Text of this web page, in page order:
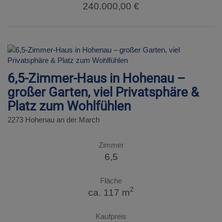
240.000,00 €
6,5-Zimmer-Haus in Hohenau –
großer Garten, viel Privatsphäre &
Platz zum Wohlfühlen
2273 Hohenau an der March
Zimmer
6,5
Fläche
ca. 117 m2
Kaufpreis